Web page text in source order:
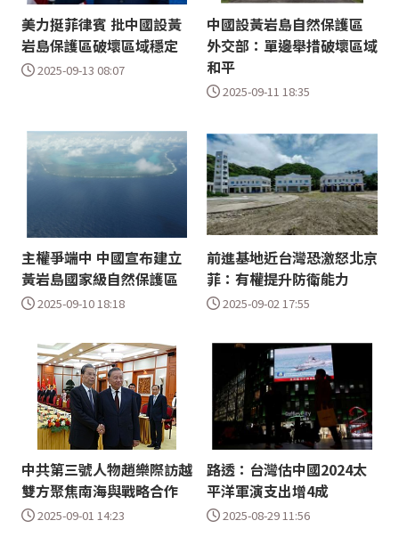
美力挺菲律賓 批中國設黃
岩島保護區破壞區域穩定
2025-09-13 08:07
中國設黃岩島自然保護區
外交部：單邊舉措破壞區域
和平
2025-09-11 18:35
主權爭端中 中國宣布建立
黃岩島國家級自然保護區
2025-09-10 18:18
前進基地近台灣恐激怒北京
菲：有權提升防衛能力
2025-09-02 17:55
中共第三號人物趙樂際訪越
雙方聚焦南海與戰略合作
2025-09-01 14:23
路透：台灣估中國2024太
平洋軍演支出增4成
2025-08-29 11:56